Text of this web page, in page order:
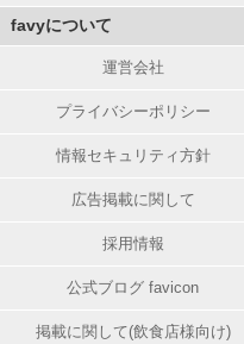
favyについて
運営会社
プライバシーポリシー
情報セキュリティ方針
広告掲載に関して
採用情報
公式ブログ favicon
掲載に関して(飲食店様向け)